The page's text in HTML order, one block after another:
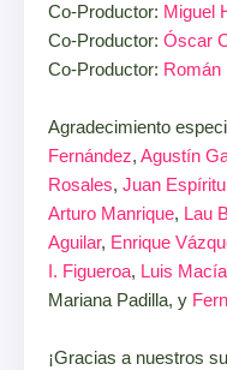
Co-Productor: Miguel
Co-Productor: Óscar
Co-Productor: Román
Agradecimiento
Fernández, Agustín
Rosales, Juan Espíritu
Arturo Manrique, Lau
Aguilar, Enrique
I. Figueroa, Luis
Mariana Padilla, y
¡Gracias a nuestros